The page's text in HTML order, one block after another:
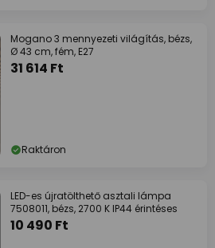
Mogano 3 mennyezeti világítás, bézs,
Ø 43 cm, fém, E27
31 614 Ft
Raktáron
LED-es újratölthető asztali lámpa
7508011, bézs, 2700 K IP44 érintéses
10 490 Ft